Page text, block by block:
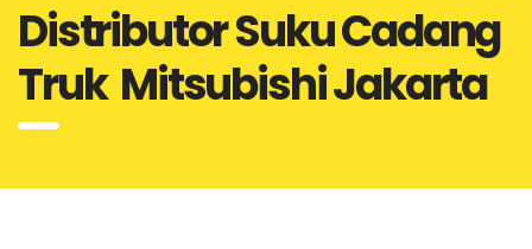
Distributor Suku Cadang
Truk Mitsubishi Jakarta